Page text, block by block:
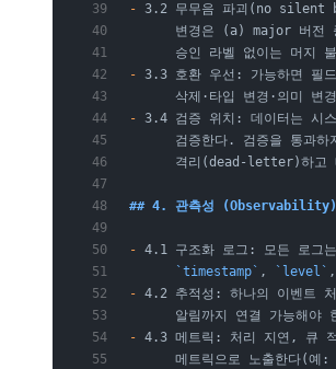
- 3.2 무무음 파괴(no silent
변경은 (a) major 버전
승인 라벨 없이는 머지
- 3.3 호환 우선: 가능하면 필
삭제·타입 변경·의미 변
- 3.4 검증 위치: 데이터는 시
검증한다. 검증을 통과하
격리(dead-letter)하고
## 4. 관측성 (Observability)
- 4.1 구조화 로그: 모든 로그
      `timestamp`
, `level` ,
- 4.2 추적성: 하나의 이벤트
알림까지 연결 가능해야
- 4.3 메트릭: 처리 지연, 큐
메트릭으로 노출한다(예: